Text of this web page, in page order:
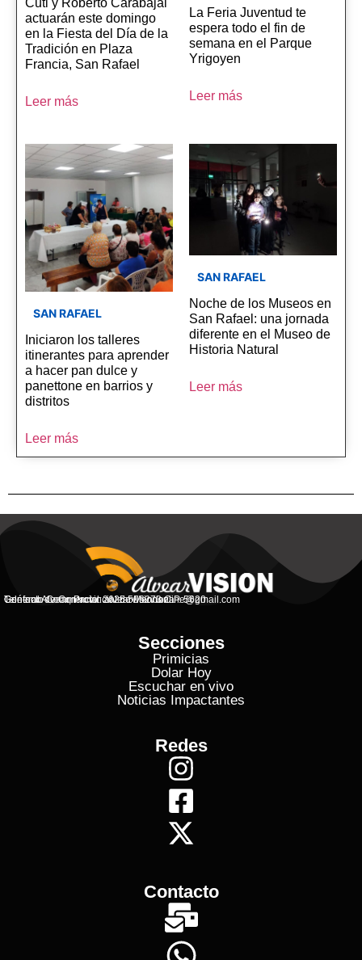
Cuti y Roberto Carabajal
actuarán este domingo
en la Fiesta del Día de la
Tradición en Plaza
Francia, San Rafael
Leer más
La Feria Juventud te
espera todo el fin de
semana en el Parque
Yrigoyen
Leer más
SAN RAFAEL
Iniciaron los talleres
itinerantes para aprender
a hacer pan dulce y
panettone en barrios y
distritos
Leer más
SAN RAFAEL
Noche de los Museos en
San Rafael: una jornada
diferente en el Museo de
Historia Natural
Leer más
General Alvear, Provincial de Mendoza
Contacto Commercial: alvearvisionanline@gmail.com
Teléfono de Contacto: 2625 506273 C.P. 5620
Secciones
Primicias
Dolar Hoy
Escuchar en vivo
Noticias Impactantes
Redes
Contacto